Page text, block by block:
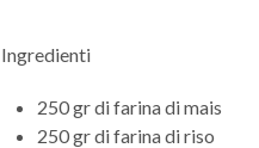
Ingredienti
250 gr di farina di mais
250 gr di farina di riso